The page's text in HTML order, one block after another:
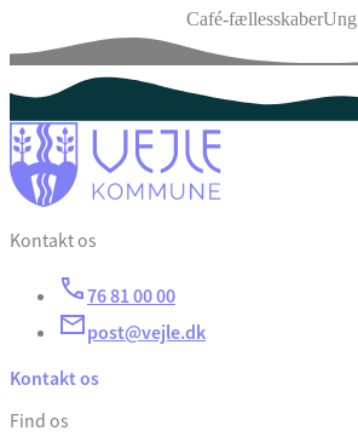
Café-fællesskaberUng
Kontakt os
76 81 00 00
post@vejle.dk
Kontakt os
Find os